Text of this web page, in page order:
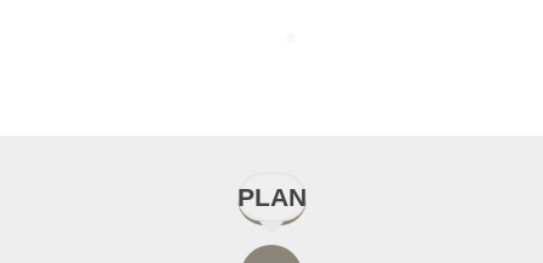
PLAN